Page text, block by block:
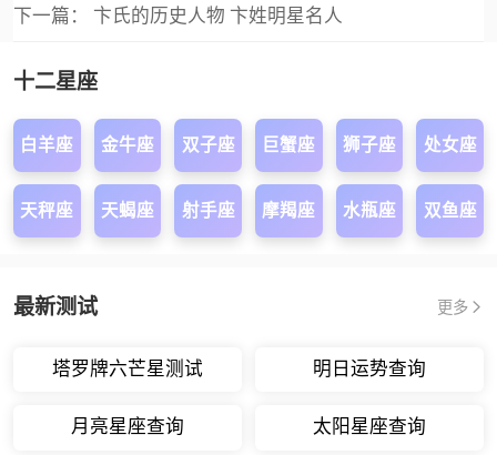
下一篇： 卞氏的历史人物 卞姓明星名人
十二星座
白羊座 金牛座 双子座 巨蟹座 狮子座 处女座
天秤座 天蝎座 射手座 摩羯座 水瓶座 双鱼座
最新测试 更多
塔罗牌六芒星测试 明日运势查询
月亮星座查询 太阳星座查询